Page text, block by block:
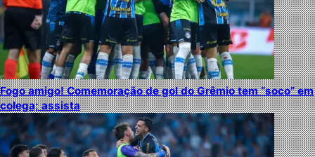
Fogo amigo! Comemoração de gol do Grêmio tem “soco” em
colega; assista